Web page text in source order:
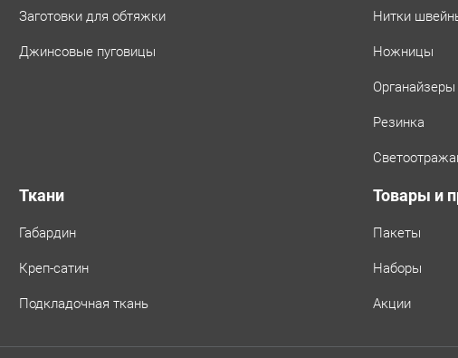
Заготовки для обтяжки
Джинсовые пуговицы
Нитки
Ножницы
Органайзеры
Резинка
Ткани
Габардин
Креп-сатин
Подкладочная ткань
Товары и
Пакеты
Наборы
Акции